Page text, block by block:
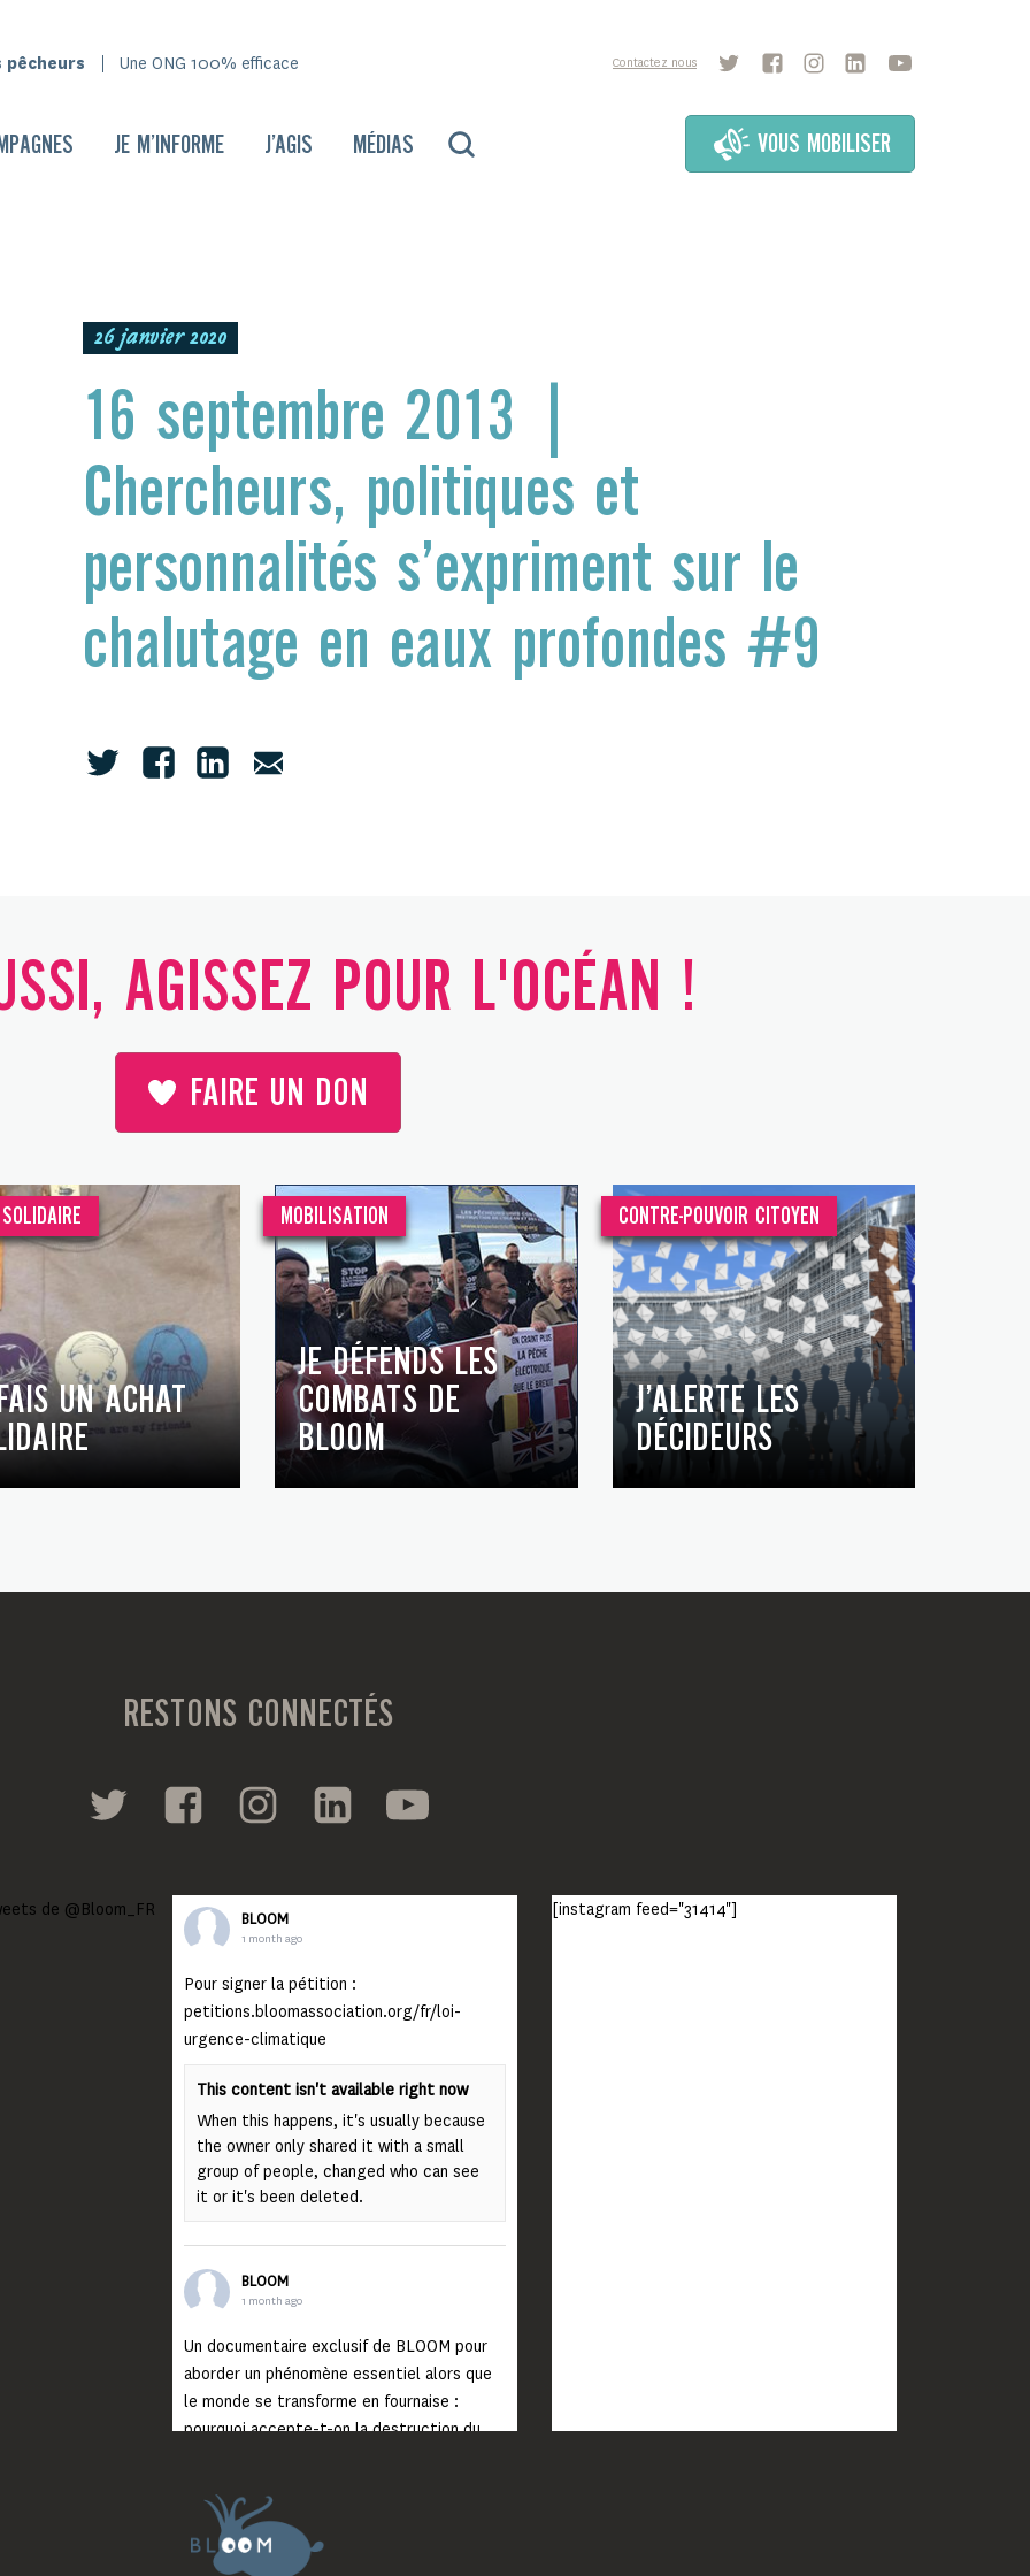
Une ONG 100% efficace Contactez nous
JE M’INFORME J’AGIS MÉDIAS VOUS MOBILISER
26 janvier 2020
16 septembre 2013 |
Chercheurs, politiques et
personnalités s’expriment sur le
chalutage en eaux profondes #9
AGISSEZ POUR L'OCÉAN !
FAIRE UN DON
UN ACHAT
MOBILISATION
JE DÉFENDS LES
COMBATS DE
BLOOM
CONTRE-POUVOIR CITOYEN
J’ALERTE LES
DÉCIDEURS
RESTONS CONNECTÉS
de @Bloom_FR BLOOM
1 month ago
Pour signer la pétition :
petitions.bloomassociation.org/fr/loi-
urgence-climatique
This content isn't available right now
When this happens, it's usually because
the owner only shared it with a small
group of people, changed who can see
it or it's been deleted.
BLOOM
1 month ago
Un documentaire exclusif de BLOOM pour
aborder un phénomène essentiel alors que
le monde se transforme en fournaise :
pourquoi accepte-t-on la destruction du
Lisez jusqu’au bout et rendez-vous sur
notre chaîne Youtube (lien en bio) pour
découvrir un film qui génèrera deux choses
[instagram feed="31414"]